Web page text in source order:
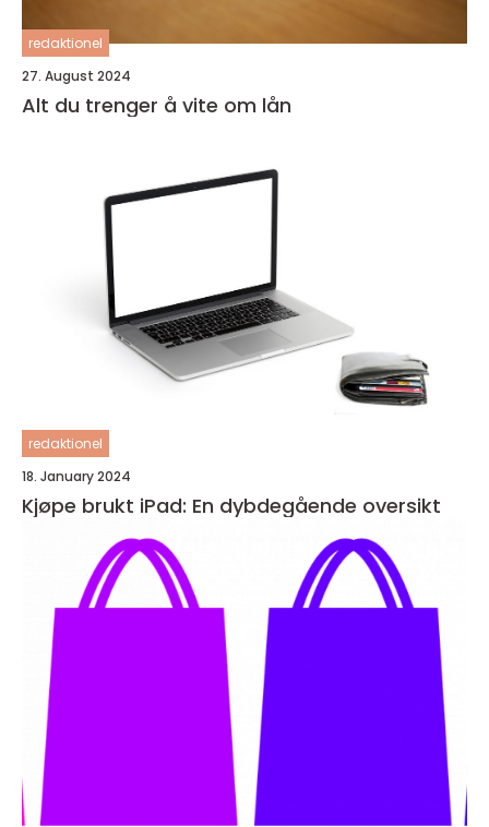
redaktionel
27. August 2024
Alt du trenger å vite om lån
redaktionel
18. January 2024
Kjøpe brukt iPad: En dybdegående oversikt